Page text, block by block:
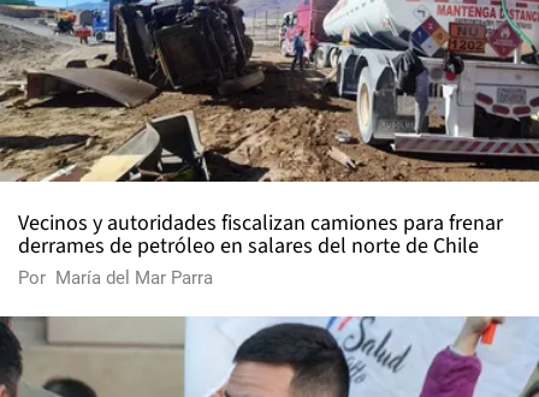
Vecinos y autoridades fiscalizan camiones para frenar
derrames de petróleo en salares del norte de Chile
Por María del Mar Parra